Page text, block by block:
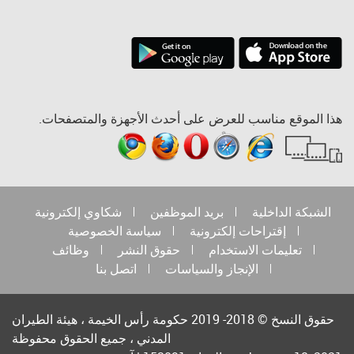
هذا الموقع مناسب للعرض على أحدث الأجهزة والمتصفحات.
الشبكة الداخلية بريد الموظفين
شكاوي إلكترونية
إقتراحات إلكترونية
سياسة الخصوصية
تعليمات الاستخدام
حقوق النشر
وظائف
الإنجاز والسياسات
اتصل بنا
حقوق النسخ © 2018- 2019 حكومة رأس الخيمة ، هيئة الطيران
المدني ، جميع الحقوق محفوظة